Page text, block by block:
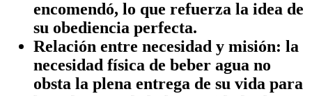
encomendó, lo que refuerza la idea de
su obediencia perfecta.
Relación entre necesidad y misión: la
necesidad física de beber agua no
obsta la plena entrega de su vida para